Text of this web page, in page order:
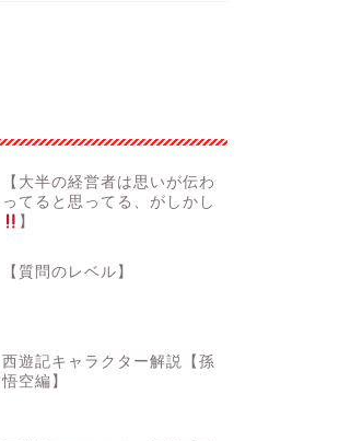
【大半の経営者は思いが伝わ
ってると思ってる、がしかし
】
【質問のレベル】
西遊記キャラクター解説【孫
悟空編】